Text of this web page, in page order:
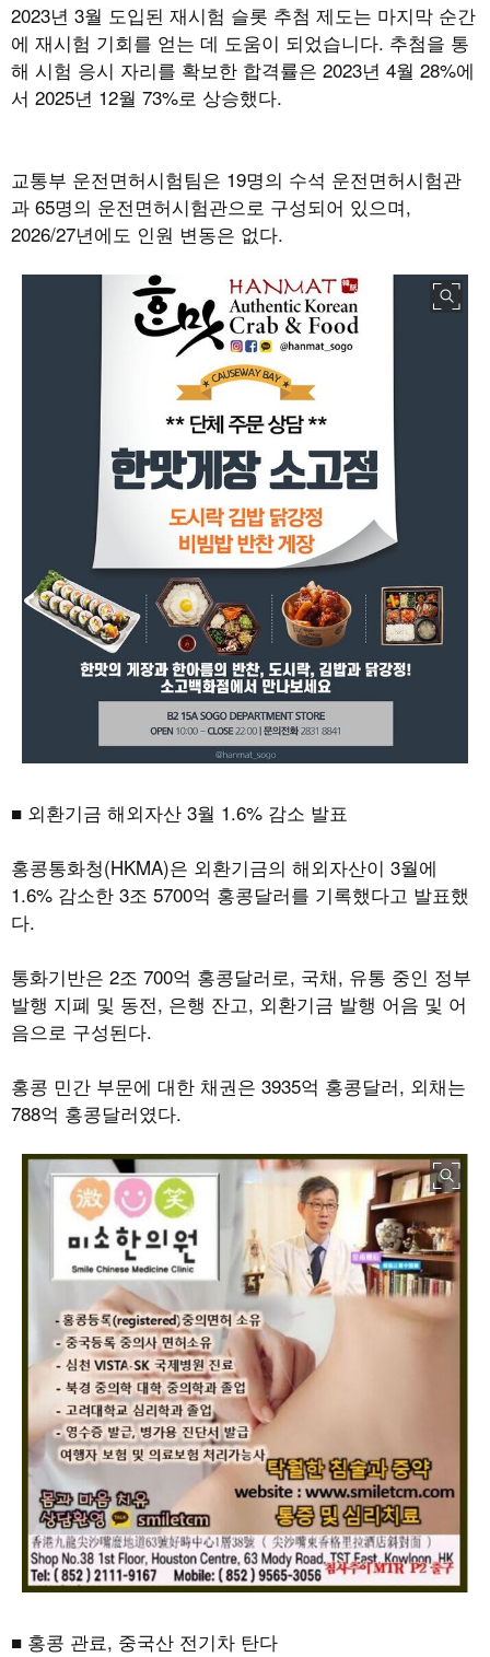
2023년 3월 도입된 재시험 슬롯 추첨 제도는 마지막 순간
에 재시험 기회를 얻는 데 도움이 되었습니다. 추첨을 통
해 시험 응시 자리를 확보한 합격률은 2023년 4월 28%에
서 2025년 12월 73%로 상승했다.
교통부 운전면허시험팀은 19명의 수석 운전면허시험관
과 65명의 운전면허시험관으로 구성되어 있으며,
2026/27년에도 인원 변동은 없다.
■ 외환기금 해외자산 3월 1.6% 감소 발표
홍콩통화청(HKMA)은 외환기금의 해외자산이 3월에
1.6% 감소한 3조 5700억 홍콩달러를 기록했다고 발표했
다.
통화기반은 2조 700억 홍콩달러로, 국채, 유통 중인 정부
발행 지폐 및 동전, 은행 잔고, 외환기금 발행 어음 및 어
음으로 구성된다.
홍콩 민간 부문에 대한 채권은 3935억 홍콩달러, 외채는
788억 홍콩달러였다.
■ 홍콩 관료, 중국산 전기차 탄다